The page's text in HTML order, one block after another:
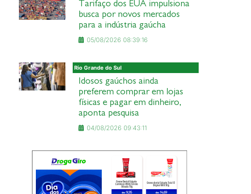
Tarifaço dos EUA impulsiona
busca por novos mercados
para a indústria gaúcha
05/08/2026 08:39:16
Rio Grande do Sul
Idosos gaúchos ainda
preferem comprar em lojas
físicas e pagar em dinheiro,
aponta pesquisa
04/08/2026 09:43:11